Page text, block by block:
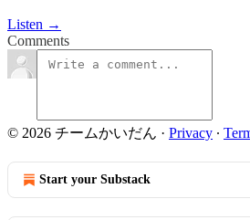
Listen →
Comments
© 2026 チームかいだん · Privacy ∙
Start your Substack